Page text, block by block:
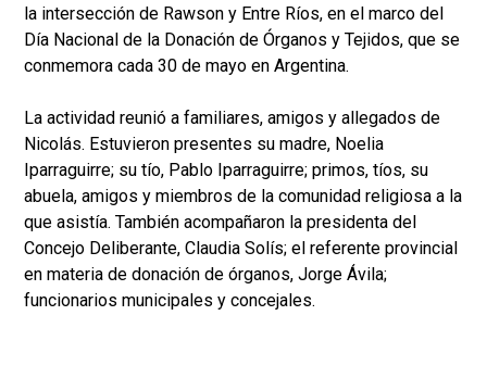
la intersección de Rawson y Entre Ríos, en el marco del
Día Nacional de la Donación de Órganos y Tejidos, que se
conmemora cada 30 de mayo en Argentina.
La actividad reunió a familiares, amigos y allegados de
Nicolás. Estuvieron presentes su madre, Noelia
Iparraguirre; su tío, Pablo Iparraguirre; primos, tíos, su
abuela, amigos y miembros de la comunidad religiosa a la
que asistía. También acompañaron la presidenta del
Concejo Deliberante, Claudia Solís; el referente provincial
en materia de donación de órganos, Jorge Ávila;
funcionarios municipales y concejales.